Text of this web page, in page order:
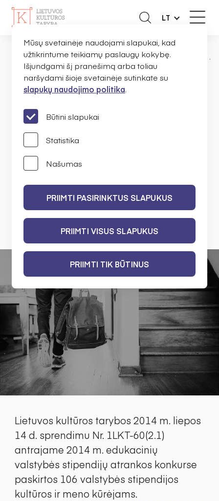
LT
PAGRINDINISNAUJIENOS KŪRĖJAMS SKELBIAMI
Skelbiami antrojo 2014 m.
etapo edukacinių
valstybės stipendijų
kultūros ir meno kūrėjams
2014 M. LIEPOS 17 D.
Lietuvos kultūros tarybos 2014 m. liepos
14 d. sprendimu Nr. 1LKT-60(2.1)
antrajame 2014 m. edukacinių
valstybės stipendijų atrankos konkurse
paskirtos 106 valstybės stipendijos
kultūros ir meno kūrėjams.
Mūsų svetainėje naudojami slapukai, kad
užtikrintume teikiamų paslaugų kokybę.
Išjundgami šį pranešimą arba toliau
naršydami šioje svetainėje sutinkate su
slapukų naudojimo politika.
Būtini slapukai
Statistika
Našumas
PRIIMTI PASIRINKTUS SLAPUKUS
PRIIMTI VISUS SLAPUKUS
PRIIMTI TIK BŪTINUS